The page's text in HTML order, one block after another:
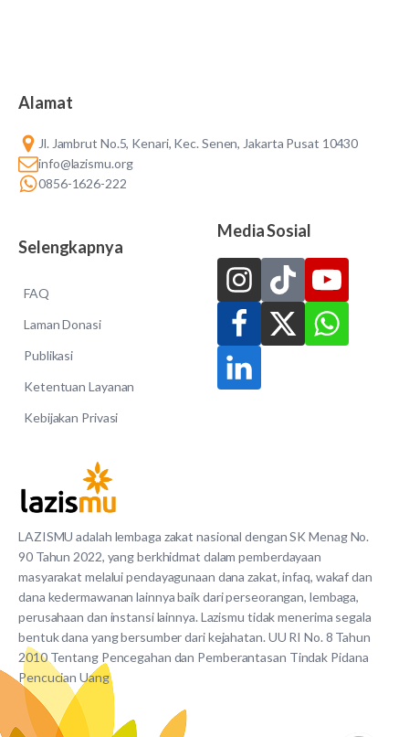
LAZISMU adalah lembaga zakat nasional dengan SK Menag No.
90 Tahun 2022, yang berkhidmat dalam pemberdayaan
masyarakat melalui pendayagunaan dana zakat, infaq, wakaf dan
dana kedermawanan lainnya baik dari perseorangan, lembaga,
perusahaan dan instansi lainnya. Lazismu tidak menerima segala
bentuk dana yang bersumber dari kejahatan. UU RI No. 8 Tahun
2010 Tentang Pencegahan dan Pemberantasan Tindak Pidana
Pencucian Uang
Alamat
Jl. Jambrut No.5, Kenari, Kec. Senen, Jakarta Pusat 10430
info@lazismu.org
0856-1626-222
Selengkapnya
FAQ
Laman Donasi
Publikasi
Ketentuan Layanan
Kebijakan Privasi
Media Sosial